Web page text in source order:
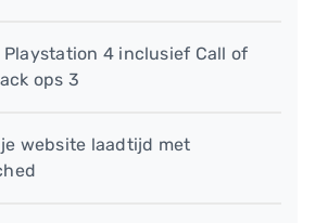
Playstation 4 inclusief Call of
ops 3
website laadtijd met